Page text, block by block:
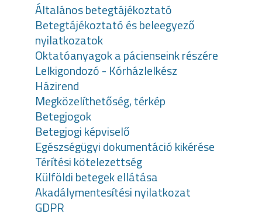
Általános betegtájékoztató
Betegtájékoztató és beleegyező
nyilatkozatok
Oktatóanyagok a pácienseink részére
Lelkigondozó - Kórházlelkész
Házirend
Megközelíthetőség, térkép
Betegjogok
Betegjogi képviselő
Egészségügyi dokumentáció kikérése
Térítési kötelezettség
Külföldi betegek ellátása
Akadálymentesítési nyilatkozat
GDPR